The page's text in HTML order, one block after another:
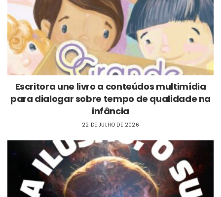
Escritora une livro a conteúdos multimídia
para dialogar sobre tempo de qualidade na
infância
22 DE JULHO DE 2026